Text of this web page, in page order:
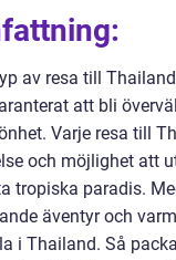
av resa till
att bli
Varje resa till
och möjlighet att
tropiska paradis.
äventyr och
i Thailand. Så